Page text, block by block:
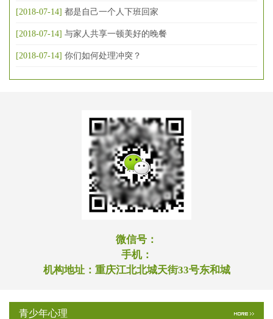
[2018-07-14] 都是自己一个人下班回家
[2018-07-14] 与家人共享一顿美好的晚餐
[2018-07-14] 你们如何处理冲突？
微信号：
手机：
机构地址： 重庆江北北城天街33号东和城
青少年心理